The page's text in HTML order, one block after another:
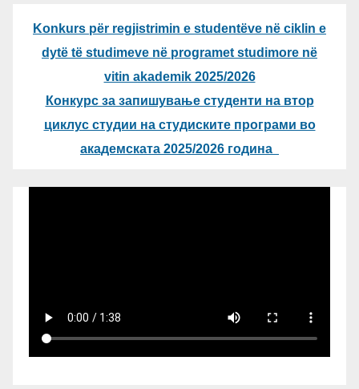
Konkurs për regjistrimin e studentëve në ciklin e
dytë të studimeve në programet studimore në
vitin akademik 2025/2026
Конкурс за запишување студенти на втор
циклус студии на студиските програми во
академската 2025/2026 година